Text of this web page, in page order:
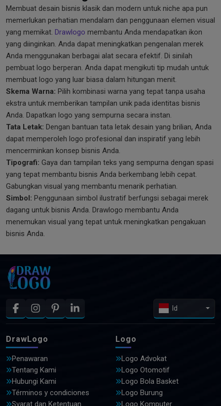
Membuat desain bisnis klasik dan modern untuk niche apa pun
memerlukan perhatian mendalam dan penggunaan elemen visual
yang memikat. Drawlogo membantu Anda mendapatkan ikon
yang diinginkan. Anda dapat meningkatkan pengenalan merek
Anda menggunakan berbagai alat secara efektif. Di sinilah
pembuat logo berperan. Anda dapat mengikuti tip mudah untuk
membuat logo yang luar biasa dalam hitungan menit.
Skema Warna: Pilih kombinasi warna yang tepat tanpa usaha
ekstra untuk memberikan tampilan unik pada identitas bisnis
Anda. Dapatkan logo yang sempurna secara instan.
Tata Letak: Dengan bantuan tata letak desain yang brilian, Anda
dapat memperoleh logo profesional dan inspiratif yang lebih
mencerminkan konsep bisnis Anda.
Tipografi: Gaya dan tampilan teks yang sempurna dengan spasi
yang tepat membantu bisnis Anda berkembang lebih cepat.
Gabungkan visual yang membantu menarik perhatian.
Simbol: Penggunaan simbol ilustratif berfungsi sebagai merek
dagang untuk bisnis Anda. Drawlogo membantu Anda
menemukan visual yang tepat untuk meningkatkan pengakuan
bisnis Anda.
Id
DrawLogo
Penawaran
Tentang Kami
Hubungi Kami
Términos y condiciones
Syarat dan Ketentuan
Logo
Logo Advokat
Logo Otomotif
Logo Bola Basket
Logo Burung
Logo Komputer